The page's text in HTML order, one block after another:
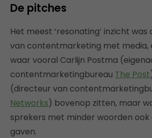
De pitches
Het meest ‘resonating’ inzicht was
van contentmarketing met media,
waar vooral Carlijn Postma
contentmarketingbureau The Post
(directeur van
Networks) bovenop zitten, maar
sprekers met minder woorden
gaven.